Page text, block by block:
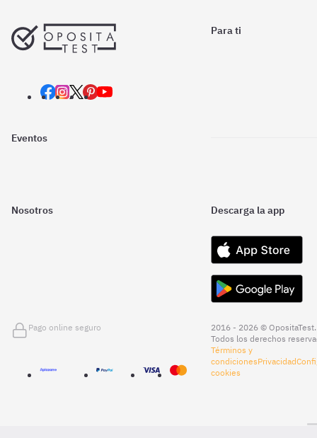
Para ti
Eventos
Nosotros Descarga la app
Pago online seguro
2016 - 2026 © OpositaTest.
Todos los derechos
Términos y
condicionesPrivacidad
cookies